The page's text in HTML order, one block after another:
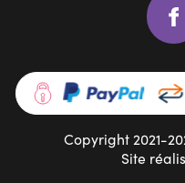
Copyright 2021-
Site